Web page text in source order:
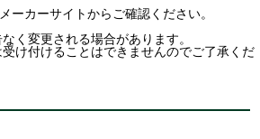
カーサイトからご確認ください。
く変更される場合があります。
け付けることはできませんのでご了承くだ